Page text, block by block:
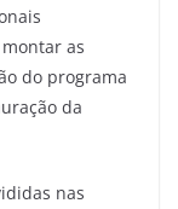
as
do programa
da
nas